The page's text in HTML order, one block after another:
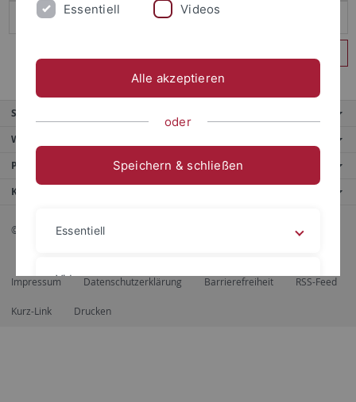
Service
Weitere Angebote
Portale
Kontaktinfo
© 2026 Eberhard Karls Universität Tübingen, Tübingen
Impressum Datenschutzerklärung Barrierefreiheit RSS-Feed
Kurz-Link Drucken
Essentiell Videos
Alle akzeptieren
oder
Speichern & schließen
Essentiell
Videos